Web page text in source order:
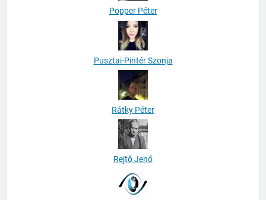
Popper Péter
Pusztai-Pintér Szonja
Rátky Péter
Rejtő Jenő